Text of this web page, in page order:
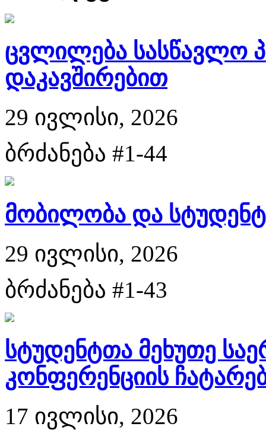
ცვლილება სასწავლო
დაკავშირებით
29 ივლისი, 2026
ბრძანება #1-44
მობილობა და
29 ივლისი, 2026
ბრძანება #1-43
სტუდენტთა მეხუთე
კონფერენციის
17 ივლისი, 2026